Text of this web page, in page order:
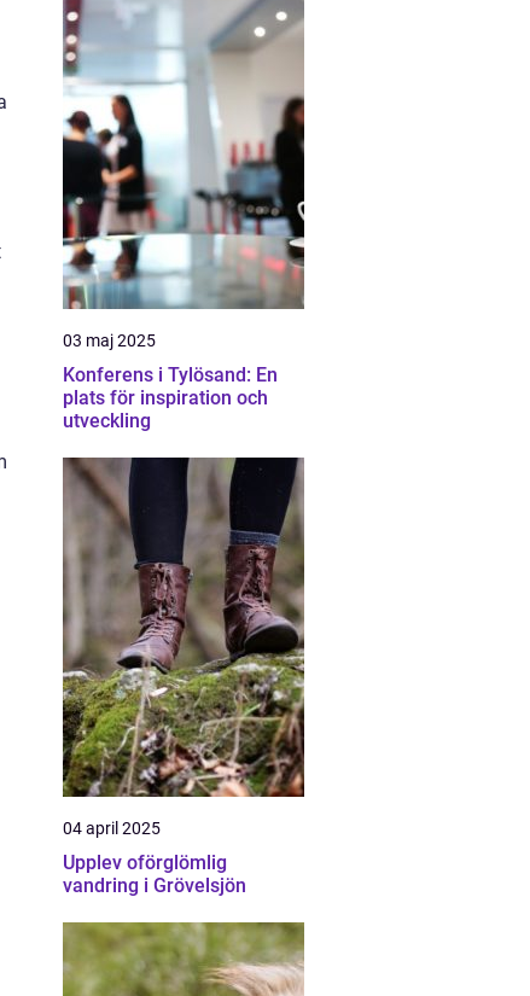
03 maj 2025
Konferens i Tylösand: En
plats för inspiration och
utveckling
04 april 2025
Upplev oförglömlig
vandring i Grövelsjön